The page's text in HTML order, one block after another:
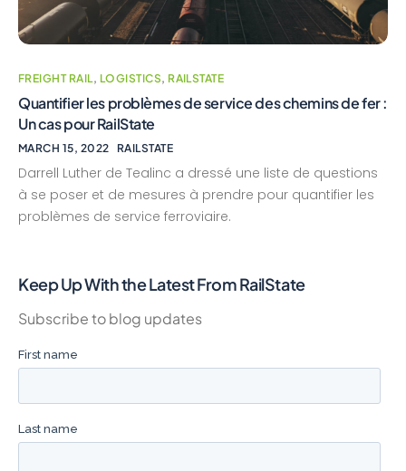
FREIGHT RAIL, LOGISTICS, RAILSTATE
Quantifier les problèmes de service des chemins de fer :
Un cas pour RailState
MARCH 15, 2022 RAILSTATE
Darrell Luther de Tealinc a dressé une liste de questions
à se poser et de mesures à prendre pour quantifier les
problèmes de service ferroviaire.
Keep Up With the Latest From RailState
Subscribe to blog updates